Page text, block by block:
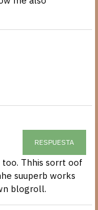
RESPUESTA
too. Thhis sorrt oof
suuperb works
blogroll.